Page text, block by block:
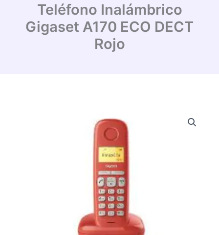
Teléfono Inalámbrico
Gigaset A170 ECO DECT
Rojo